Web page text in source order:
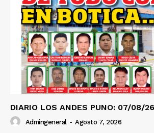
DIARIO LOS ANDES PUNO: 07/08/26
Admingeneral - Agosto 7, 2026